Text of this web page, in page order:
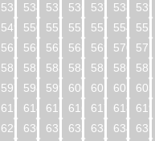
533 534 535 536 537 538 539
549 550 551 552 553 554 555
565 566 567 568 569 570 571
581 582 583 584 585 586 587
597 598 599 600 601 602 603
613 614 615 616 617 618 619
629 630 631 632 633 634 635